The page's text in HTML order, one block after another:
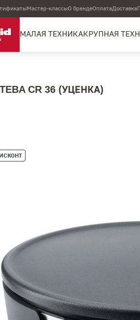
Мастер-классыО брендеОплатаДоставка
МАЛАЯ ТЕХНИКАКРУПНАЯ
CR 36 (УЦЕНКА)